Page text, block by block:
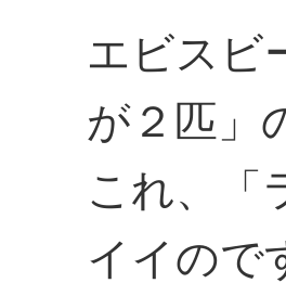
エビスビ
が２匹」
これ、「
イイので